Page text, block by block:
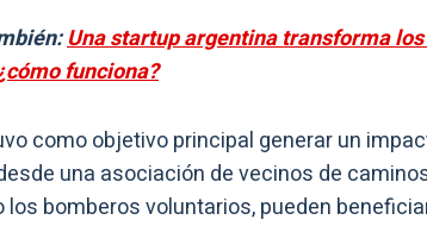
Una startup argentina transforma
funciona?
como objetivo principal generar un
una asociación de vecinos de
los bomberos voluntarios, pueden